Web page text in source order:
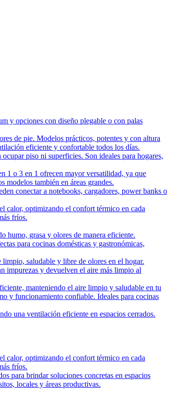
y opciones con diseño plegable o con palas
de pie. Modelos prácticos, potentes y con altura
eficiente y confortable todos los días.
piso ni superficies. Son ideales para hogares,
1 o 3 en 1 ofrecen mayor versatilidad, ya que
modelos también en áreas grandes.
conectar a notebooks, cargadores, power banks o
calor, optimizando el confort térmico en cada
fríos.
humo, grasa y olores de manera eficiente.
para cocinas domésticas y gastronómicas,
saludable y libre de olores en el hogar.
impurezas y devuelven el aire más limpio al
manteniendo el aire limpio y saludable en tu
y funcionamiento confiable. Ideales para cocinas
una ventilación eficiente en espacios cerrados.
calor, optimizando el confort térmico en cada
fríos.
para brindar soluciones concretas en espacios
locales y áreas productivas.